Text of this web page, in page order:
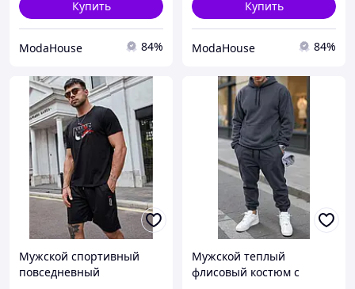
Купить
ModaHouse 84%
Купить
ModaHouse 84%
Мужской спортивный
повседневный
Мужской теплый
флисовый костюм с